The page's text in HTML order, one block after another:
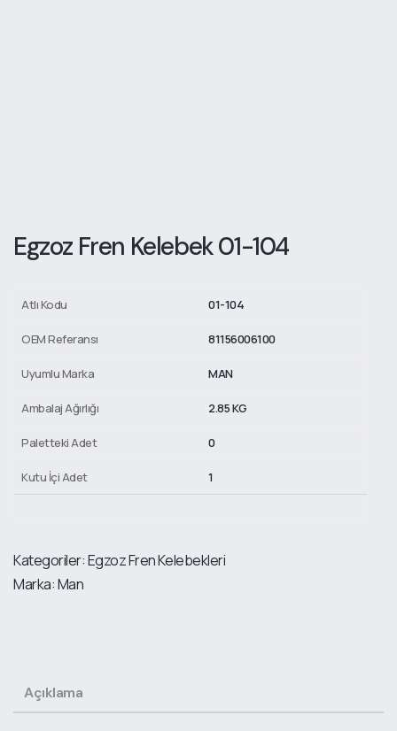
Egzoz Fren Kelebek 01-104
Atlı Kodu 01-104
OEM Referansı 81156006100
Uyumlu Marka MAN
Ambalaj Ağırlığı 2.85 KG
Paletteki Adet 0
Kutu İçi Adet 1
Kategoriler:Egzoz Fren Kelebekleri
Marka:Man
Açıklama